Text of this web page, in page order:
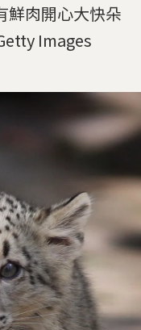
鮮肉開心大快朵
Images